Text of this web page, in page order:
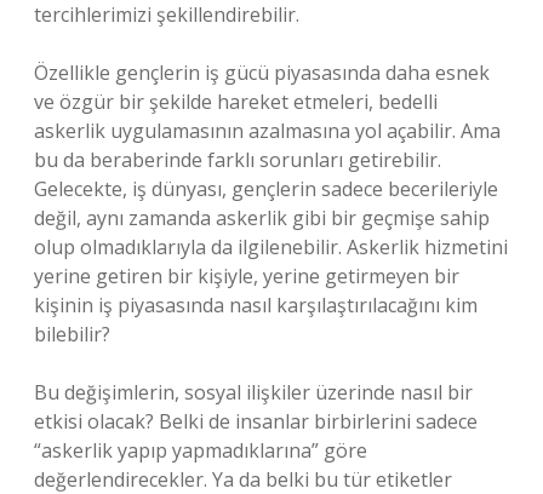
tercihlerimizi şekillendirebilir.
Özellikle gençlerin iş gücü piyasasında daha esnek
ve özgür bir şekilde hareket etmeleri, bedelli
askerlik uygulamasının azalmasına yol açabilir. Ama
bu da beraberinde farklı sorunları getirebilir.
Gelecekte, iş dünyası, gençlerin sadece becerileriyle
değil, aynı zamanda askerlik gibi bir geçmişe sahip
olup olmadıklarıyla da ilgilenebilir. Askerlik hizmetini
yerine getiren bir kişiyle, yerine getirmeyen bir
kişinin iş piyasasında nasıl karşılaştırılacağını kim
bilebilir?
Bu değişimlerin, sosyal ilişkiler üzerinde nasıl bir
etkisi olacak? Belki de insanlar birbirlerini sadece
“askerlik yapıp yapmadıklarına” göre
değerlendirecekler. Ya da belki bu tür etiketler